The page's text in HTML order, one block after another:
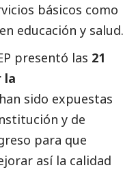
básicos como
educación y salud.
presentó las 21
la
sido expuestas
y de
para que
así la calidad